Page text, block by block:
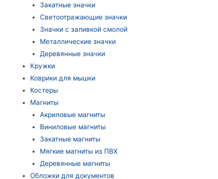
Закатные значки
Светоотражающие значки
Значки с заливкой смолой
Металлические значки
Деревянные значки
Кружки
Коврики для мышки
Костеры
Магниты
Акриловые магниты
Виниловые магниты
Закатные магниты
Мягкие магниты из ПВХ
Деревянные магниты
Обложки для документов